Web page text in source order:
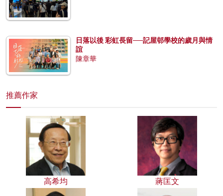
日落以後 彩虹長留──記屋邨學校的歲月與情
誼
陳章華
推薦作家
高希均 蔣匡文